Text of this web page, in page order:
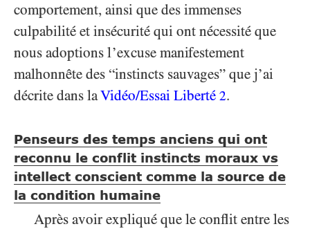
comportement, ainsi que des immenses
culpabilité et insécurité qui ont nécessité que
nous adoptions l’excuse manifestement
malhonnête des “instincts sauvages” que j’ai
décrite dans laVidéo/​Essai Liberté 2.
Penseurs des temps anciens qui ont
reconnu le conflit instincts moraux vs
intellect conscient comme la source de
la condition humaine
Après avoir expliqué que le conflit entre les